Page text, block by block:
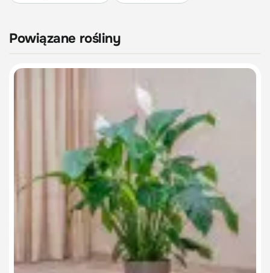
Powiązane rośliny